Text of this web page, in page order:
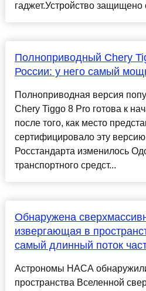
гаджет.Устройство защищено
Полноприводный Chery
России: у него самый
Полноприводная версия
Chery Tiggo 8 Pro готова к
после того, как место
сертифицировало эту
Росстандарта изменилось
транспортного средст...
Обнаружена
извергающая в
самый длинный поток
Астрономы НАСА
пространства Вселенной